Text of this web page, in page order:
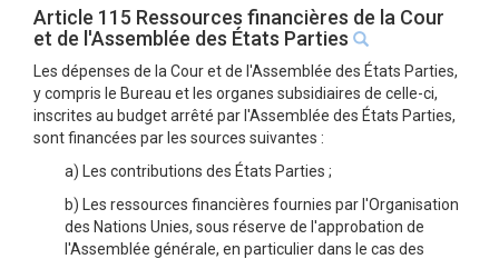
Article 115 Ressources financières de la Cour
et de l'Assemblée des États Parties
Les dépenses de la Cour et de l'Assemblée des États Parties,
y compris le Bureau et les organes subsidiaires de celle-ci,
inscrites au budget arrêté par l'Assemblée des États Parties,
sont financées par les sources suivantes :
a) Les contributions des États Parties ;
b) Les ressources financières fournies par l'Organisation
des Nations Unies, sous réserve de l'approbation de
l'Assemblée générale, en particulier dans le cas des